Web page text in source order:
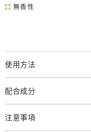
無香性
使用方法
配合成分
注意事項